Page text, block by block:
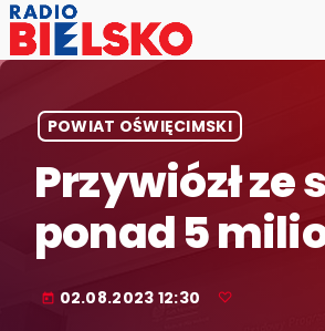
POWIAT OŚWIĘCIMSKI
Przywiózł ze
ponad 5
today 02.08.2023 12:30